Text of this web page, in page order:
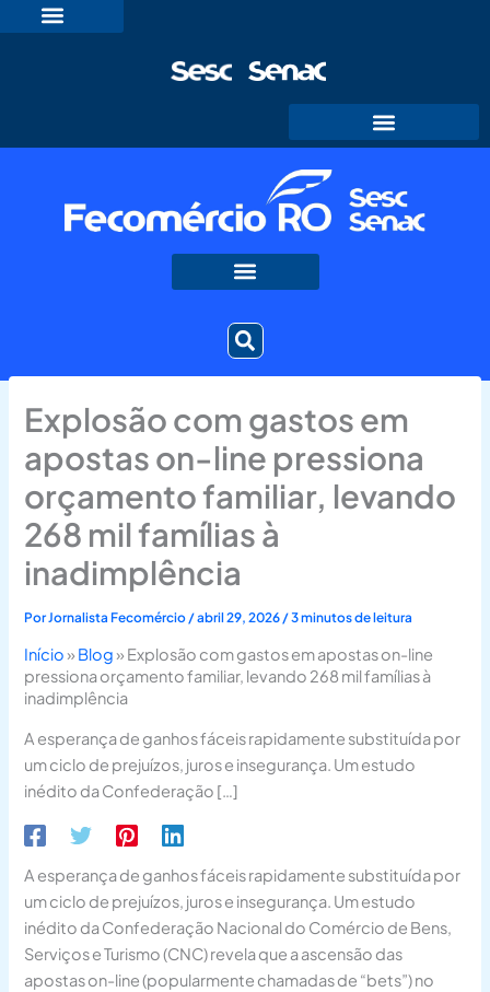
para
Explosão com gastos em
apostas on-line pressiona
orçamento familiar, levando
268 mil famílias à
inadimplência
PorJornalista Fecomércio /abril 29, 2026 /3 minutos de leitura
Início» Blog» Explosão com gastos em apostas on-line
pressiona orçamento familiar, levando 268 mil famílias à
inadimplência
A esperança de ganhos fáceis rapidamente substituída por
um ciclo de prejuízos, juros e insegurança. Um estudo
inédito da Confederação […]
A esperança de ganhos fáceis rapidamente substituída por
um ciclo de prejuízos, juros e insegurança. Um estudo
inédito da Confederação Nacional do Comércio de Bens,
Serviços e Turismo (CNC) revela que a ascensão das
apostas on-line (popularmente chamadas de “bets”) no